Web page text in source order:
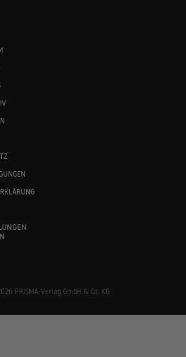
PRISMA-Verlag GmbH & Co. KG